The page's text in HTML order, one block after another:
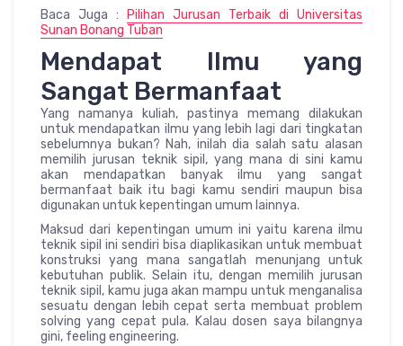
Baca Juga :
Pilihan Jurusan Terbaik di Universitas
Sunan Bonang Tuban
Mendapat Ilmu yang
Sangat Bermanfaat
Yang namanya kuliah, pastinya memang dilakukan
untuk mendapatkan ilmu yang lebih lagi dari tingkatan
sebelumnya bukan? Nah, inilah dia salah satu alasan
memilih jurusan teknik sipil, yang mana di sini kamu
akan mendapatkan banyak ilmu yang sangat
bermanfaat baik itu bagi kamu sendiri maupun bisa
digunakan untuk kepentingan umum lainnya.
Maksud dari kepentingan umum ini yaitu karena ilmu
teknik sipil ini sendiri bisa diaplikasikan untuk membuat
konstruksi yang mana sangatlah menunjang untuk
kebutuhan publik. Selain itu, dengan memilih jurusan
teknik sipil, kamu juga akan mampu untuk menganalisa
sesuatu dengan lebih cepat serta membuat problem
solving yang cepat pula. Kalau dosen saya bilangnya
gini, feeling engineering.